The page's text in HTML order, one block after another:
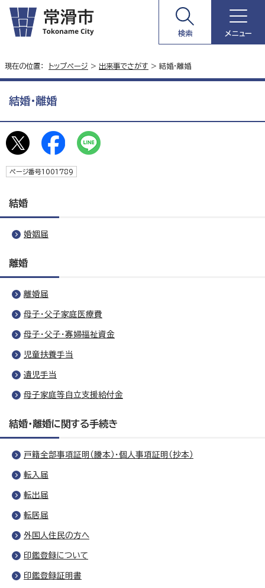
検索 メニュー
現在の位置： トップページ > 出来事でさがす > 結婚・離婚
結婚・離婚
ページ番号1001789
結婚
婚姻届
離婚
離婚届
母子・父子家庭医療費
母子・父子・寡婦福祉資金
児童扶養手当
遺児手当
母子家庭等自立支援給付金
結婚・離婚に関する手続き
戸籍全部事項証明（謄本）・個人事項証明（抄本）
転入届
転出届
転居届
外国人住民の方へ
印鑑登録について
印鑑登録証明書